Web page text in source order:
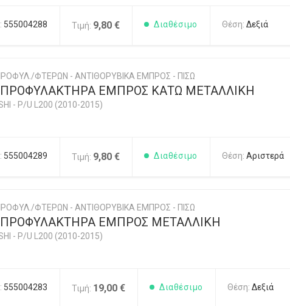
555004288 Τιμή: 9,80 € Διαθέσιμο Θέση: Δεξιά
ΦΤΕΡΩΝ - ΑΝΤΙΘΟΡΥΒΙΚΑ ΕΜΠΡΟΣ - ΠΙΣΩ
ΕΜΠΡΟΣ ΚΑΤΩ ΜΕΤΑΛΛΙΚΗ
- P/U L200 (2010-2015)
555004289 Τιμή: 9,80 € Διαθέσιμο Θέση: Αριστερά
ΦΤΕΡΩΝ - ΑΝΤΙΘΟΡΥΒΙΚΑ ΕΜΠΡΟΣ - ΠΙΣΩ
ΕΜΠΡΟΣ ΜΕΤΑΛΛΙΚΗ
- P/U L200 (2010-2015)
555004283 Τιμή: 19,00 € Διαθέσιμο Θέση: Δεξιά